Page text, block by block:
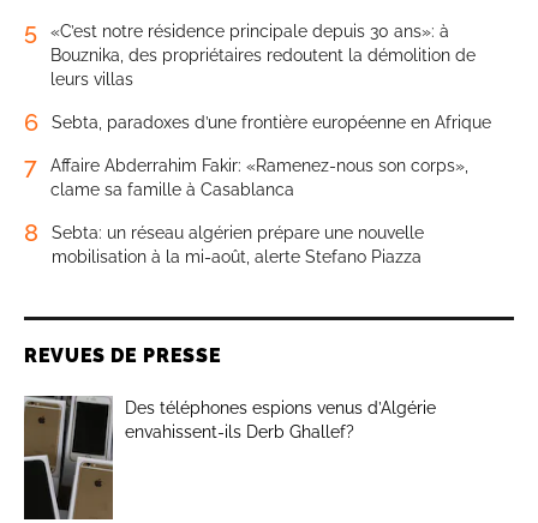
5
«C’est notre résidence principale depuis 30 ans»: à
Bouznika, des propriétaires redoutent la démolition de
leurs villas
6 Sebta, paradoxes d’une frontière européenne en Afrique
7
Affaire Abderrahim Fakir: «Ramenez-nous son corps»,
clame sa famille à Casablanca
8
Sebta: un réseau algérien prépare une nouvelle
mobilisation à la mi-août, alerte Stefano Piazza
REVUES DE PRESSE
Des téléphones espions venus d’Algérie
envahissent-ils Derb Ghallef?